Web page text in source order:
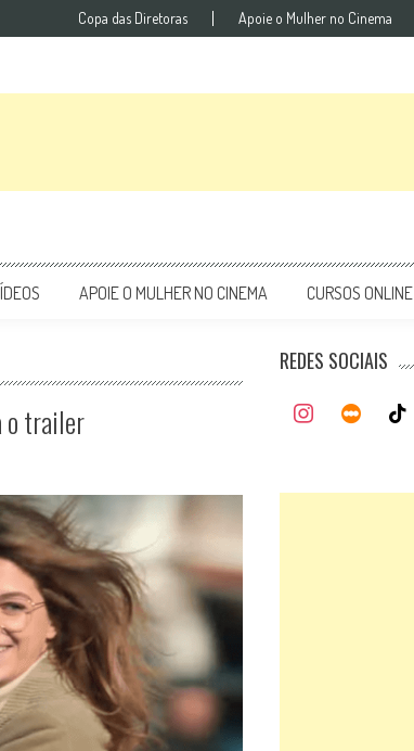
Copa das Diretoras Apoie o Mulher no Cinema
APOIE O MULHER NO CINEMA CURSOS ONLINE
o trailer
REDES SOCIAIS